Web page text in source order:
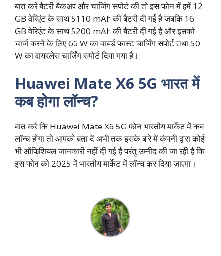
बात करें बैटरी बैकअप और चार्जिंग सपोर्ट की तो इस फोन में हमें 12
GB वेरिएंट के साथ 5110 mAh की बैटरी दी गई है जबकि 16
GB वेरिएंट के साथ 5200 mAh की बैटरी दी गई है और इसको
चार्ज करने के लिए 66 W का वायर्ड फास्ट चार्जिंग सपोर्ट तथा 50
W का वायरलेस चार्जिंग सपोर्ट दिया गया है।
Huawei Mate X6 5G भारत में
कब होगा लॉन्च?
बात करें कि Huawei Mate X6 5G फोन भारतीय मार्केट में कब
लॉन्च होगा तो आपको बता दें अभी तक इसके बारे में कंपनी द्वारा कोई
भी ऑफिशियल जानकारी नहीं दी गई है परंतु उम्मीद की जा रही है कि
इस फोन को 2025 में भारतीय मार्केट में लॉन्च कर दिया जाएगा।